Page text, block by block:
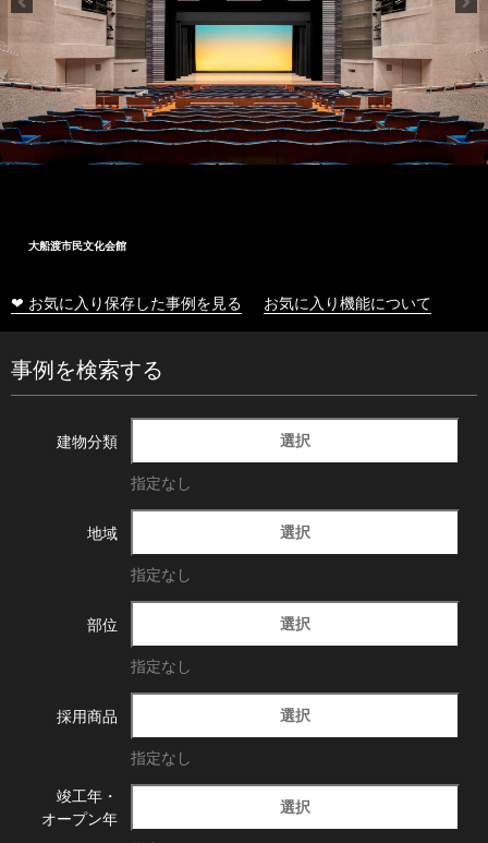
大船渡市民文化会館
❤ お気に入り保存した事例を見る お気に入り機能について
事例を検索する
建物分類 選択
指定なし
地域 選択
指定なし
部位 選択
指定なし
採用商品 選択
指定なし
竣工年・
オープン年
選択